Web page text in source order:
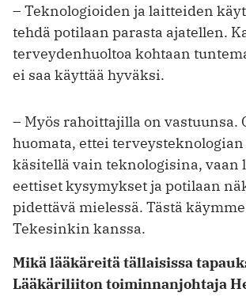
– Teknologioiden ja laitteiden
tehdä potilaan parasta ajatellen.
terveydenhuoltoa kohtaan
ei saa käyttää hyväksi.
– Myös rahoittajilla on vastuunsa.
huomata, ettei
käsitellä vain teknologisina, vaan
eettiset kysymykset ja potilaan
pidettävä mielessä. Tästä
Tekesinkin kanssa.
Mikä lääkäreitä tällaisissa
Lääkäriliiton toiminnanjohtaja